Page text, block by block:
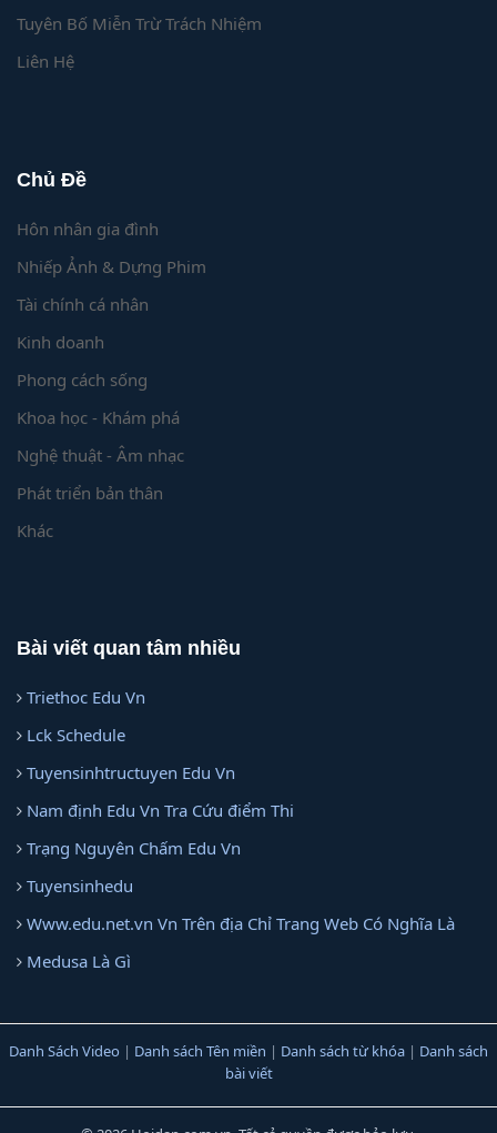
Tuyên Bố Miễn Trừ Trách Nhiệm
Liên Hệ
Chủ Đề
Hôn nhân gia đình
Nhiếp Ảnh & Dựng Phim
Tài chính cá nhân
Kinh doanh
Phong cách sống
Khoa học - Khám phá
Nghệ thuật - Âm nhạc
Phát triển bản thân
Khác
Bài viết quan tâm nhiều
Triethoc Edu Vn
Lck Schedule
Tuyensinhtructuyen Edu Vn
Nam định Edu Vn Tra Cứu điểm Thi
Trạng Nguyên Chấm Edu Vn
Tuyensinhedu
Www.edu.net.vn Vn Trên địa Chỉ Trang Web Có Nghĩa Là
Medusa Là Gì
Danh Sách Video | Danh sách Tên miền | Danh sách từ khóa | Danh sách
bài viết